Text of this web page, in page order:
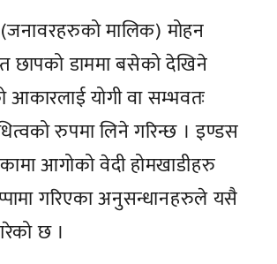
मालिक) मोहन
छापको डाममा बसेको देखिने
योगी वा सम्भवतः
रुपमा लिने गरिन्छ । इण्डस
आगोको वेदी होमखाडीहरु
गरिएका अनुसन्धानहरुले यसै
छ ।